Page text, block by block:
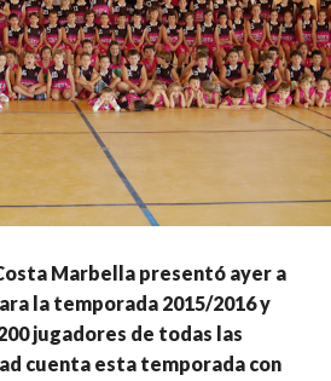
Marbella presentó ayer a
la temporada 2015/2016 y
jugadores de todas las
cuenta esta temporada con